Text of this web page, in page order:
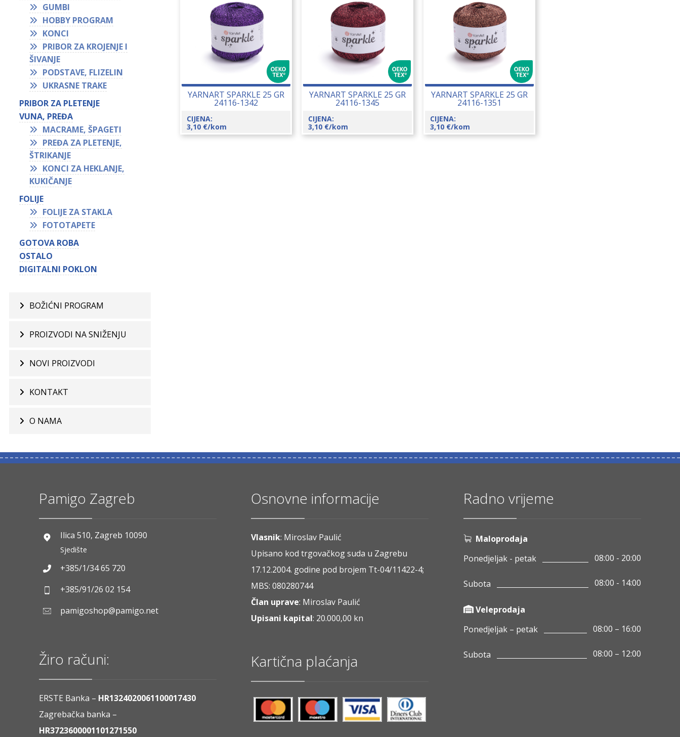
YARNART SPARKLE 25 GR
24116-1342
CIJENA:
3,10 €/kom
YARNART SPARKLE 25 GR
24116-1345
CIJENA:
3,10 €/kom
YARNART SPARKLE 25 GR
24116-1351
CIJENA:
3,10 €/kom
GUMBI
HOBBY PROGRAM
KONCI
PRIBOR ZA KROJENJE I
ŠIVANJE
PODSTAVE, FLIZELIN
UKRASNE TRAKE
PRIBOR ZA PLETENJE
VUNA, PREĐA
MACRAME, ŠPAGETI
PREĐA ZA PLETENJE,
ŠTRIKANJE
KONCI ZA HEKLANJE,
KUKIČANJE
FOLIJE
FOLIJE ZA STAKLA
FOTOTAPETE
GOTOVA ROBA
OSTALO
DIGITALNI POKLON
BOŽIĆNI PROGRAM
PROIZVODI NA SNIŽENJU
NOVI PROIZVODI
KONTAKT
O NAMA
Pamigo Zagreb
Ilica 510, Zagreb 10090
Sjedište
+385/1/34 65 720
+385/91/26 02 154
pamigoshop@pamigo.net
Žiro računi:
ERSTE Banka – HR1324020061100017430
Zagrebačka banka –
HR3723600001101271550
Osnovne informacije
Vlasnik: Miroslav Paulić
Upisano kod trgovačkog suda u Zagrebu
17.12.2004. godine pod brojem Tt-04/11422-4;
MBS: 080280744
Član uprave: Miroslav Paulić
Upisani kapital: 20.000,00 kn
Kartična plaćanja
Radno vrijeme
Maloprodaja
Ponedjeljak - petak
08:00 - 20:00
Subota 08:00 - 14:00
Veleprodaja
Ponedjeljak – petak
08:00 – 16:00
Subota 08:00 – 12:00